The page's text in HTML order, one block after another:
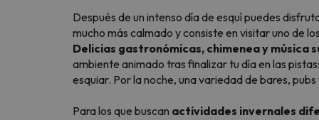
Después de un intenso día de esquí puedes
mucho más calmado y consiste en visitar uno de
Delicias gastronómicas, chimenea y música
ambiente animado tras finalizar tu día en las
esquiar. Por la noche, una variedad de bares,
Para los que buscan actividades invernales